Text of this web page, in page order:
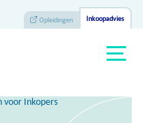
Opleidingen Inkoopadvies